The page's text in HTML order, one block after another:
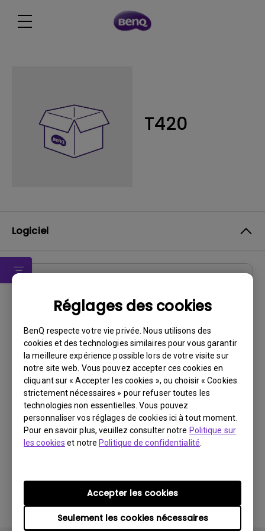
Réglages des cookies
BenQ respecte votre vie privée. Nous utilisons des
cookies et des technologies similaires pour vous garantir
la meilleure expérience possible lors de votre visite sur
notre site web. Vous pouvez accepter ces cookies en
cliquant sur « Accepter les cookies », ou choisir « Cookies
strictement nécessaires » pour refuser toutes les
technologies non essentielles. Vous pouvez
personnaliser vos réglages de cookies ici à tout moment.
Pour en savoir plus, veuillez consulter notre Politique sur
les cookies et notre Politique de confidentialité
Seulement les cookies nécessaires
Accepter les cookies
T420
Logiciel
Mac Calibration Tool
Système d’exploitation: Mac
OS Version:
v1.6.4.0
Mise à jour: 2016/09/01
Taille du fichier:12.89 MB
Télécharger
En utilisant l'un des logiciels ci-dessus, vous acceptez
les conditions de notrecontrat de licence utilisateur
final.